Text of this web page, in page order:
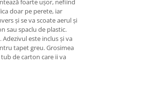
foarte ușor, nefiind
doar pe perete, iar
și se va scoate aerul și
sau spaclu de plastic.
este inclus și va
tapet greu. Grosimea
de carton care ii va